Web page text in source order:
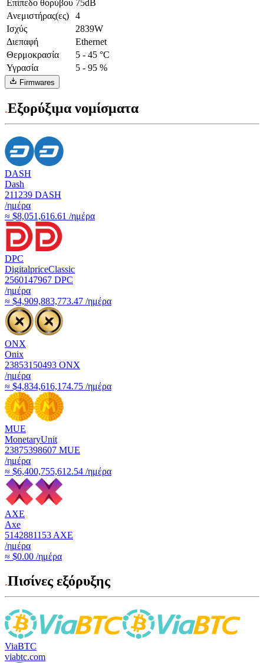
Επίπεδο θορύβου 75dB
Ανεμιστήρας(ες)
4
Ισχύς
2839W
Διεπαφή
Ethernet
Θερμοκρασία
5 - 45 °C
Υγρασία
5 - 95 %
Firmwares
Εξορύξιμα νομίσματα
DASH
Dash
211239 DASH
/ημέρα
≈ $8,051,616.61 /ημέρα
DPC
DigitalpriceClassic
2560147967 DPC
/ημέρα
≈ $4,909,883,773.47 /ημέρα
ONX
Onix
23853150493 ONX
/ημέρα
≈ $4,834,616,174.75 /ημέρα
MUE
MonetaryUnit
23875398607 MUE
/ημέρα
≈ $6,400,755,612.54 /ημέρα
AXE
Axe
5142881153 AXE
/ημέρα
≈ $0.00 /ημέρα
Πισίνες εξόρυξης
ViaBTC
viabtc.com